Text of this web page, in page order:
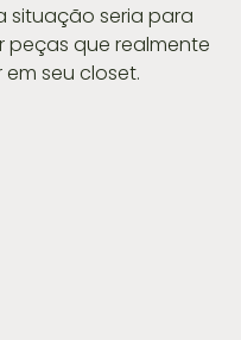
situação seria para
peças que realmente
seu closet.